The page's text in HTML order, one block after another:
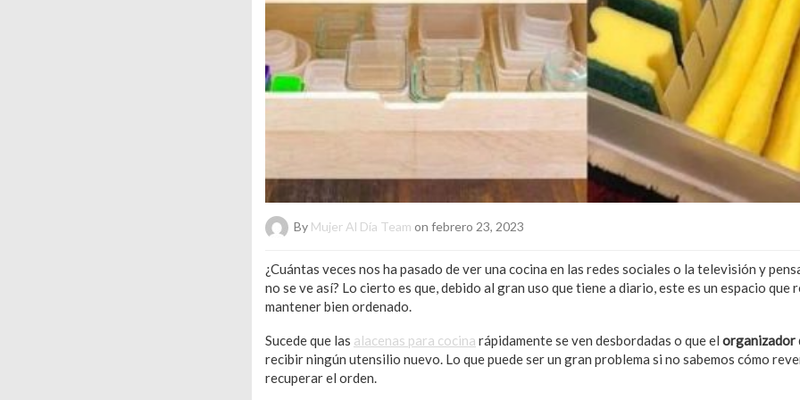
By Mujer Al Día Team on febrero 23, 2023
¿Cuántas veces nos ha pasado de ver una cocina en las redes sociales o la televisión y
no se ve así? Lo cierto es que, debido al gran uso que tiene a diario, este es un espacio que
mantener bien ordenado.
Sucede que las alacenas para cocina rápidamente se ven desbordadas o que el organizador
recibir ningún utensilio nuevo. Lo que puede ser un gran problema si no sabemos cómo
recuperar el orden.